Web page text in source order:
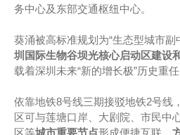
务中心及东部交通枢纽中心。
葵涌被高标准规划为“生态型城市副
圳国际生物谷坝光核心启动区建设
载着深圳未来“新的增长极”历史重任
依靠地铁8号线三期接驳地铁2号线
区可与莲塘口岸、大剧院、市民中
区等城市重要节点形成便捷互联，